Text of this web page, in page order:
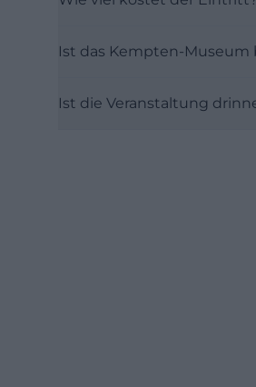
Ist das Kempten-Museum
Ist die Veranstaltung